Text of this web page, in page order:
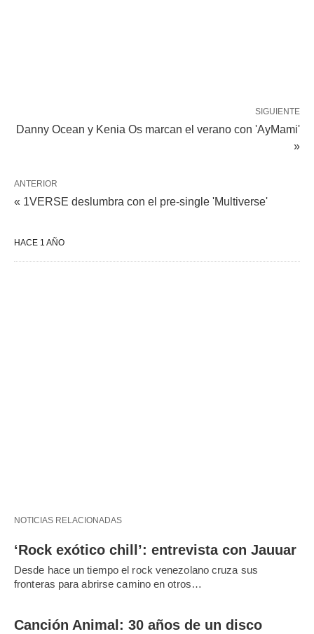
SIGUIENTE
Danny Ocean y Kenia Os marcan el verano con 'AyMami'
»
ANTERIOR
« 1VERSE deslumbra con el pre-single 'Multiverse'
HACE 1 AÑO
NOTICIAS RELACIONADAS
‘Rock exótico chill’: entrevista con Jauuar
Desde hace un tiempo el rock venezolano cruza sus
fronteras para abrirse camino en otros…
Canción Animal: 30 años de un disco